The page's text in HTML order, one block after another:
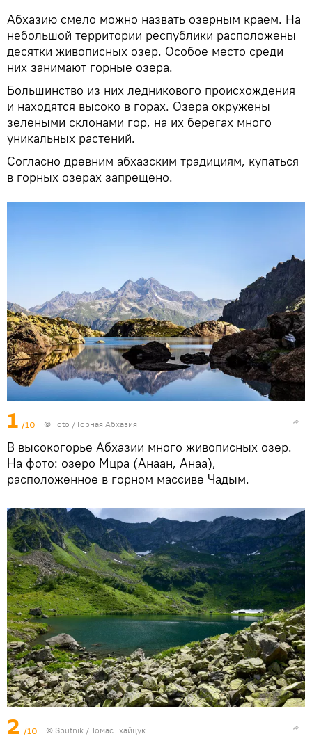
Абхазию смело можно назвать озерным краем. На
небольшой территории республики расположены
десятки живописных озер. Особое место среди
них занимают горные озера.
Большинство из них ледникового происхождения
и находятся высоко в горах. Озера окружены
зелеными склонами гор, на их берегах много
уникальных растений.
Согласно древним абхазским традициям, купаться
в горных озерах запрещено.
1 /10 © Foto / Горная Абхазия
В высокогорье Абхазии много живописных озер.
На фото: озеро Мцра (Анаан, Анаа),
расположенное в горном массиве Чадым.
2 /10 © Sputnik / Томас Тхайцук